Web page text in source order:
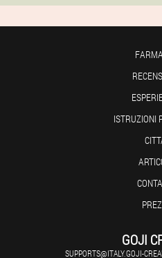
ISTRUZIONI
GOJI
SUPPORTS@ITALY.GOJI-